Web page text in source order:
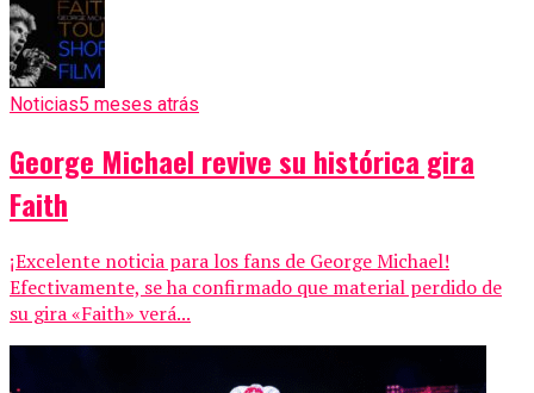
Noticias5 meses atrás
George Michael revive su histórica gira
Faith
¡Excelente noticia para los fans de George Michael!
Efectivamente, se ha confirmado que material perdido de
su gira «Faith» verá...